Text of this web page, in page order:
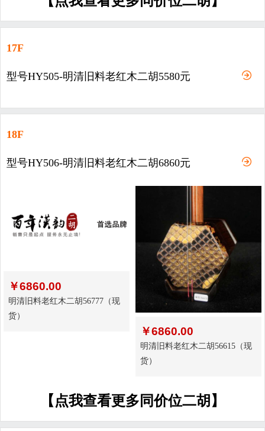
17F
型号HY505-明清旧料老红木二胡5580元
18F
型号HY506-明清旧料老红木二胡6860元
￥6860.00
明清旧料老红木二胡56777（现
货）
￥6860.00
明清旧料老红木二胡56615（现
货）
【点我查看更多同价位二胡】